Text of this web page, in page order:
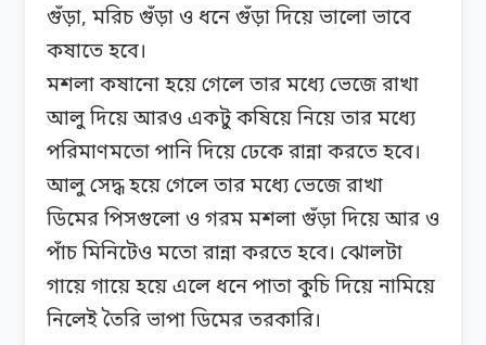
গুঁড়া, মরিচ গুঁড়া ও ধনে গুঁড়া দিয়ে ভালো ভাবে
কষাতে হবে।
মশলা কষানো হয়ে গেলে তার মধ্যে ভেজে রাখা
আলু দিয়ে আরও একটু কষিয়ে নিয়ে তার মধ্যে
পরিমাণমতো পানি দিয়ে ঢেকে রান্না করতে হবে।
আলু সেদ্ধ হয়ে গেলে তার মধ্যে ভেজে রাখা
ডিমের পিসগুলো ও গরম মশলা গুঁড়া দিয়ে আর ও
পাঁচ মিনিটেও মতো রান্না করতে হবে। ঝোলটা
গায়ে গায়ে হয়ে এলে ধনে পাতা কুচি দিয়ে নামিয়ে
নিলেই তৈরি ভাপা ডিমের তরকারি।